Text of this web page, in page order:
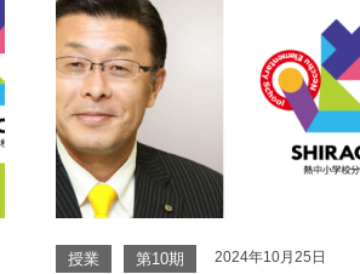
授業 第10期 2024年10月25日